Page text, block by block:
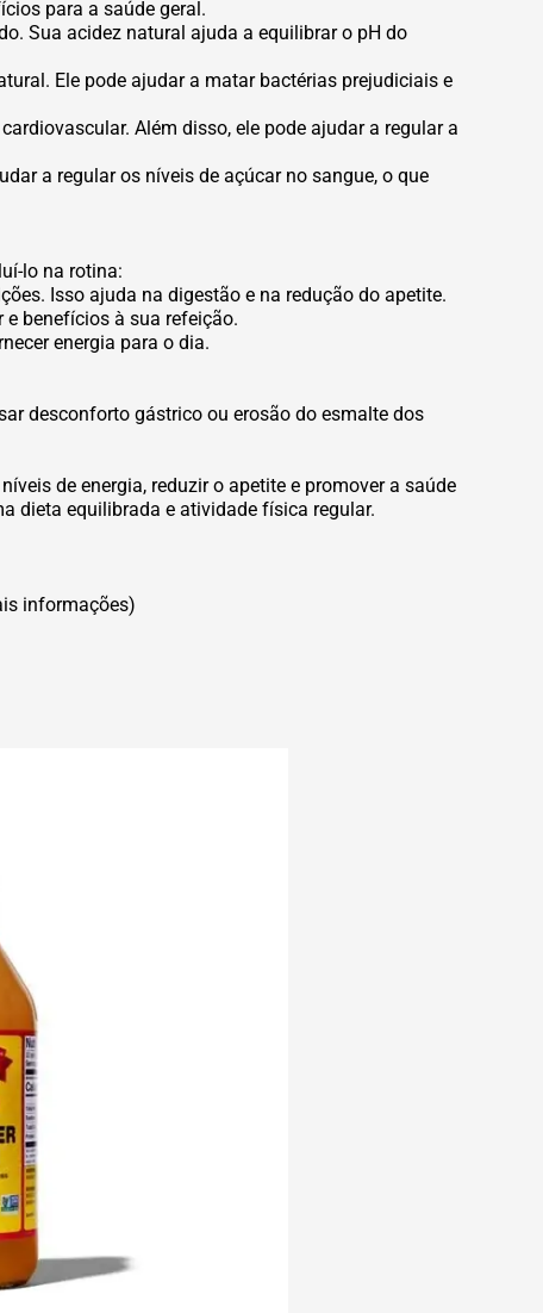
para a saúde geral.
Sua acidez natural ajuda a equilibrar o pH do
Ele pode ajudar a matar bactérias prejudiciais e
Além disso, ele pode ajudar a regular a
a regular os níveis de açúcar no sangue, o que
lo na rotina:
Isso ajuda na digestão e na redução do apetite.
benefícios à sua refeição.
energia para o dia.
desconforto gástrico ou erosão do esmalte dos
de energia, reduzir o apetite e promover a saúde
dieta equilibrada e atividade física regular.
informações)